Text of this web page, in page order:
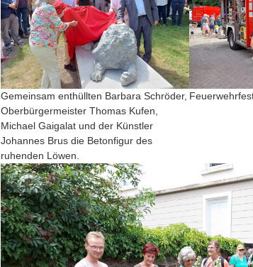
Gemeinsam enthüllten Barbara Schröder,
Oberbürgermeister Thomas Kufen,
Michael Gaigalat und der Künstler
Johannes Brus die Betonfigur des
ruhenden Löwen.